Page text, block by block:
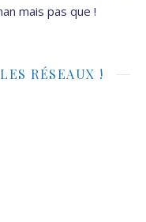
mais pas que !
RÉSEAUX !